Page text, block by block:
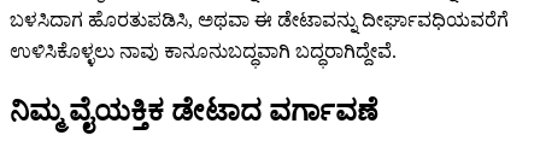
ಬಳಸಿದಾಗ ಹೊರತುಪಡಿಸಿ, ಅಥವಾ ಈ ಡೇಟಾವನ್ನು ದೀರ್ಘಾವಧಿಯವರೆಗೆ
ಉಳಿಸಿಕೊಳ್ಳಲು ನಾವು ಕಾನೂನುಬದ್ಧವಾಗಿ ಬದ್ಧರಾಗಿದ್ದೇವೆ.
ನಿಮ್ಮ ವೈಯಕ್ತಿಕ ಡೇಟಾದ ವರ್ಗಾವಣೆ